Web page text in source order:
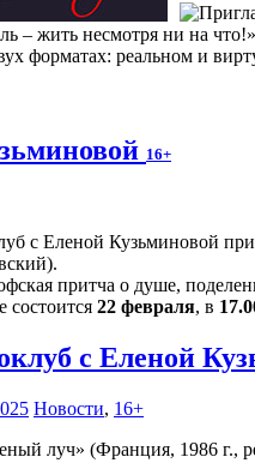
– жить несмотря ни на
форматах: реальном и
16+
с Еленой Кузьминовой
притча о душе,
состоится 22 февраля, в
с Еленой
Новости, 16+